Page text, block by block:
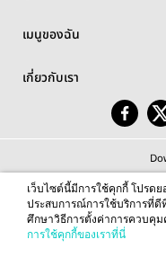
เมนูของฉัน
เกี่ยวกับเรา
© 2026 readAwrite.com
This site is protected by
เว็บไซต์นี้มีการใช้คุกกี้ โปรด
ประสบการณ์การใช้บริการที่
ศึกษาวิธีการตั้งค่าการควบคุ
การใช้คุกกี้ของเราที่นี่